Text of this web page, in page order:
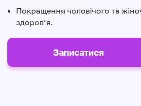
Покращення чоловічого та
здоров’я.
Записатися